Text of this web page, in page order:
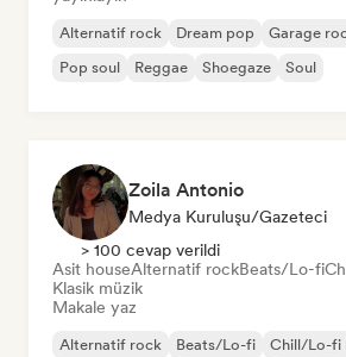
Alternatif rock Dream pop Garage
Pop soul
Reggae Shoegaze Soul
Zoila Antonio
Medya Kuruluşu/Gazeteci
> 100 cevap verildi
Asit houseAlternatif rockBeats/Lo-fi
Klasik müzik
Makale yaz
Alternatif rock Beats/Lo-fi
Chill/Lo-fi